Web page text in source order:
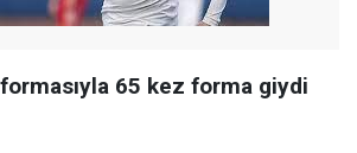
65 kez forma giydi